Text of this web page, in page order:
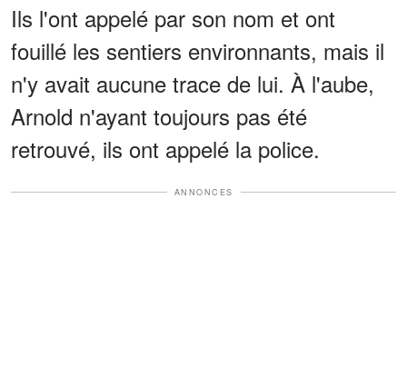
Ils l'ont appelé par son nom et ont
fouillé les sentiers environnants, mais il
n'y avait aucune trace de lui. À l'aube,
Arnold n'ayant toujours pas été
retrouvé, ils ont appelé la police.
ANNONCES